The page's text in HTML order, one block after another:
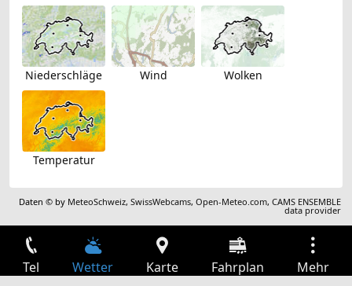
Niederschläge Wind Wolken
Temperatur
Daten © by MeteoSchweiz,SwissWebcams,Open-Meteo.com,CAMS ENSEMBLE
data provider
Tel Wetter Karte Fahrplan Mehr